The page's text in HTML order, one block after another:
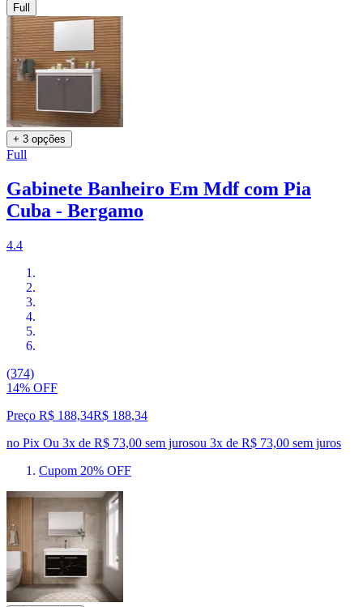
Full
+ 3 opções
Full
Gabinete Banheiro Em Mdf com Pia
Cuba - Bergamo
4.4
(374)
14% OFF
Preço R$ 188,34R$ 188,34
no Pix Ou 3x de R$ 73,00 sem jurosou 3x de R$ 73,00 sem juros
Cupom 20% OFF